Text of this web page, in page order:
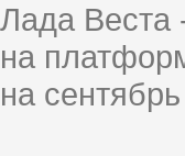
Лада Веста
на
на